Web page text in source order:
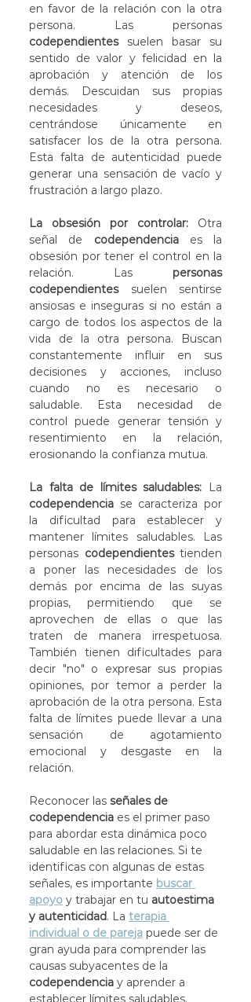
en favor de la relación con la otra
codependientes suelen basar su
sentido de valor y felicidad en la
aprobación y atención de los
demás. Descuidan sus propias
necesidades y deseos,
centrándose únicamente en
satisfacer los de la otra persona.
Esta falta de autenticidad puede
generar una sensación de vacío y
frustración a largo plazo.
La obsesión por controlar: Otra
señal de codependencia es la
obsesión por tener el control en la
relación. Las personas
codependientes suelen sentirse
ansiosas e inseguras si no están a
cargo de todos los aspectos de la
vida de la otra persona. Buscan
constantemente influir en sus
decisiones y acciones, incluso
cuando no es necesario o
saludable. Esta necesidad de
control puede generar tensión y
resentimiento en la relación,
erosionando la confianza mutua.
La falta de límites saludables:
codependencia se caracteriza por
la dificultad para establecer y
mantener límites saludables. Las
personas codependientes tienden
a poner las necesidades de los
demás por encima de las suyas
propias, permitiendo que se
aprovechen de ellas o que las
traten de manera irrespetuosa.
También tienen dificultades para
decir "no" o expresar sus propias
opiniones, por temor a perder la
aprobación de la otra persona. Esta
falta de límites puede llevar a una
sensación de agotamiento
emocional y desgaste en la
relación.
Reconocer las señales de
codependencia es el primer paso
para abordar esta dinámica poco
saludable en las relaciones. Si te
identificas con algunas de estas
señales, es importante buscar
apoyo y trabajar en tu autoestima
y autenticidad. La terapia
individual o de pareja puede ser de
gran ayuda para comprender las
causas subyacentes de la
codependencia y aprender a
establecer límites saludables.